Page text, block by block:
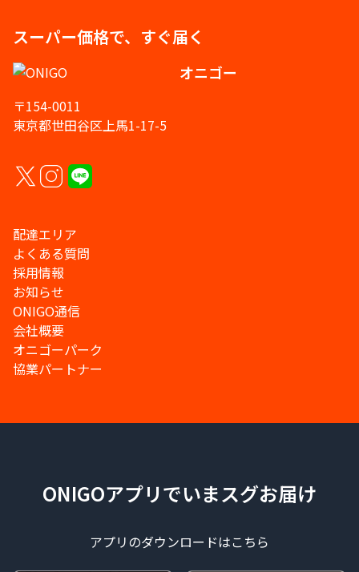
スーパー価格で、すぐ届く
オニゴー
〒154-0011
東京都世田谷区上馬1-17-5
配達エリア
よくある質問
採用情報
お知らせ
ONIGO通信
会社概要
オニゴーパーク
協業パートナー
ONIGOアプリでいまスグお届け
アプリのダウンロードはこちら